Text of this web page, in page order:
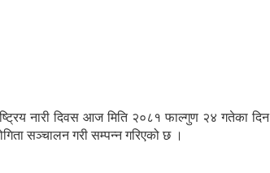
नारी दिवस आज मिति २०८१ फाल्गुण २४ गतेका दिन
सञ्चालन गरी सम्पन्न गरिएको छ ।